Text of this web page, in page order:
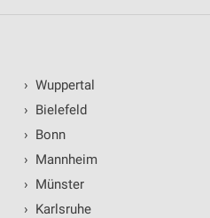
› Wuppertal
› Bielefeld
› Bonn
› Mannheim
› Münster
› Karlsruhe